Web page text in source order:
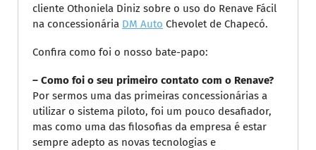
cliente Othoniela Diniz sobre o uso do Renave Fácil
na concessionária DM Auto Chevolet de Chapecó.
Confira como foi o nosso bate-papo:
– Como foi o seu primeiro contato com o Renave?
Por sermos uma das primeiras concessionárias a
utilizar o sistema piloto, foi um pouco desafiador,
mas como uma das filosofias da empresa é estar
sempre adepto as novas tecnologias e